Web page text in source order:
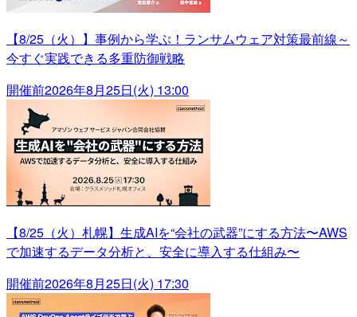
【8/25（火）】事例から学ぶ！ランサムウェア対策最前線～
今すぐ実践できる多重防御戦略
開催前2026年8月25日(火) 13:00
【8/25（火）札幌】生成AIを“会社の武器”にする方法〜AWS
で加速するデータ分析と、安全に導入する仕組み〜
開催前2026年8月25日(火) 17:30